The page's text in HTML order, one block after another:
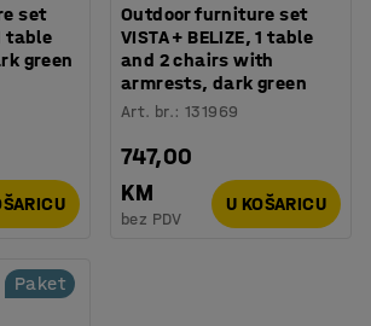
set
table
green
Outdoor furniture set
VISTA + BELIZE, 1 table
and 2 chairs with
armrests, dark green
Art. br.:131969
747,00
KM
bez PDV
U KOŠARICU
Paket